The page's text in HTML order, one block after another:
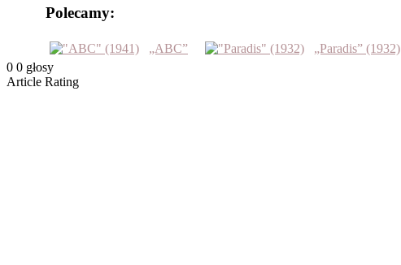
Polecamy:
„ABC” „Paradis” (1932)
0 0 głosy
Article Rating